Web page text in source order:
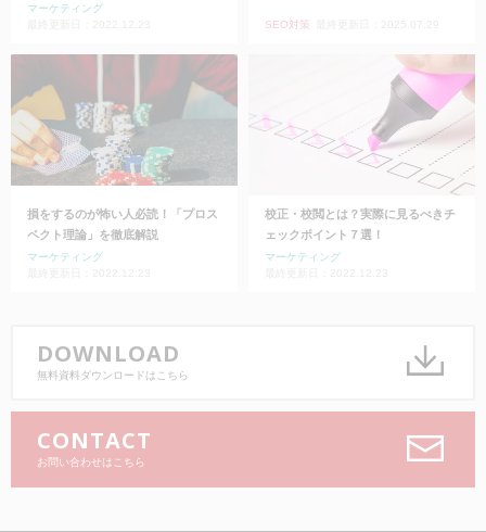
マーケティング
SEO対策
損をするのが怖い人必読！「プロス
ペクト理論」を徹底解説
マーケティング
校正・校閲とは？実際に見るべきチ
ェックポイント７選！
マーケティング
DOWNLOAD
無料資料ダウンロードはこちら
CONTACT
お問い合わせはこちら